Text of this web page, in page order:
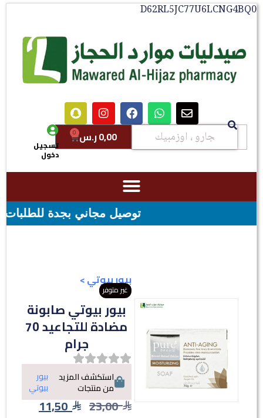
D62RL5JC77U6LCNG4BQ0
0,00ر.س 0
تسجيل
دخول
توصيل مجاني بجدة للطلبات فوق قيمه ال ١٠٠ ريال - شحن مجاني لقيمه
بيور بيوتي>
غير متوفر
بيور بيوتي صابونة
مضادة للتجاعيد 70
جرام
استكشف المزيد
من منتجات
بيور
بيوتي
23,00
11,50